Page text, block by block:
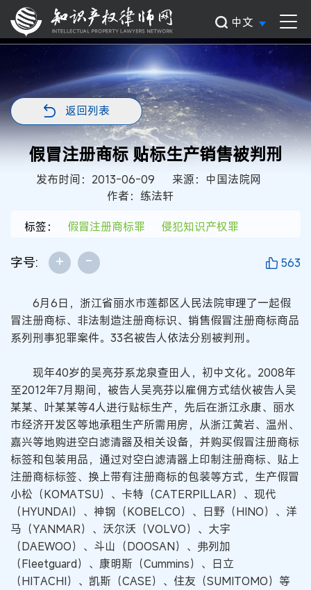
中文
返回列表
假冒注册商标 贴标生产销售被判刑
发布时间：2013-06-09
来源：中国法院网
作者：练法轩
标签：
假冒注册商标罪 侵犯知识产权罪
字号: + - 563
6月6日，浙江省丽水市莲都区人民法院审理了一起假
冒注册商标、非法制造注册商标识、销售假冒注册商标商品
系列刑事犯罪案件。33名被告人依法分别被判刑。
现年40岁的吴亮芬系龙泉查田人，初中文化。2008年
至2012年7月期间，被告人吴亮芬以雇佣方式结伙被告人吴
某某、叶某某等4人进行贴标生产，先后在浙江永康、丽水
市经济开发区等地承租生产所需用房，从浙江黄岩、温州、
嘉兴等地购进空白滤清器及相关设备，并购买假冒注册商标
标签和包装用品，通过对空白滤清器上印制注册商标、贴上
注册商标标签、换上带有注册商标的包装等方式，生产假冒
小松（KOMATSU）、卡特（CATERPILLAR）、现代
（HYUNDAI）、神钢（KOBELCO）、日野（HINO）、洋
马（YANMAR）、沃尔沃（VOLVO）、大宇
（DAEWOO）、斗山（DOOSAN）、弗列加
（Fleetguard）、康明斯（Cummins）、日立
（HITACHI）、凯斯（CASE）、住友（SUMITOMO）等